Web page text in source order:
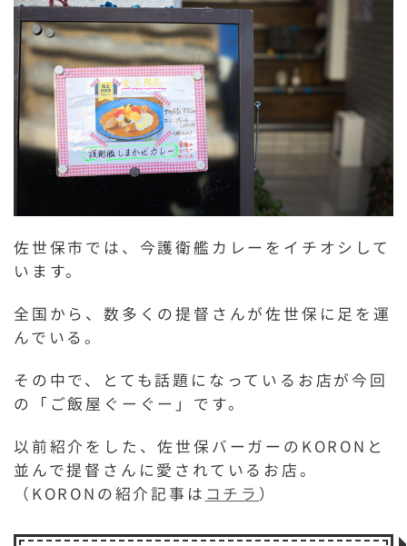
o
k
e r
d
佐世保市では、今護衛艦カレーをイチオシして
います。
全国から、数多くの提督さんが佐世保に足を運
んでいる。
その中で、とても話題になっているお店が今回
の「ご飯屋ぐーぐー」です。
以前紹介をした、佐世保バーガーのKORONと
並んで提督さんに愛されているお店。
（KORONの紹介記事は コチラ ）